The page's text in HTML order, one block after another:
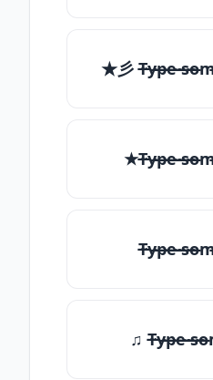
★彡 T̶̴y̶̴p̶̴e̶̴
★T̶̴y̶̴p̶̴e̶̴
T̶̴y̶̴p̶̴e̶̴
♫ T̶̴y̶̴p̶̴e̶̴